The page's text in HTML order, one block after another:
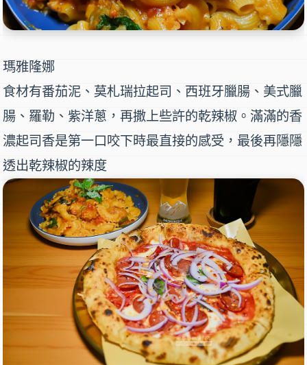
瑪雅隆娜
食材有番茄泥、莫札瑞拉起司、西班牙臘腸、美式臘
腸、羅勒、紫洋蔥，再撒上些許的乾辣椒。滿滿的香
濃起司香是第一口咬下時最直接的感受，最後再隱隱
透出乾辣椒的辣度